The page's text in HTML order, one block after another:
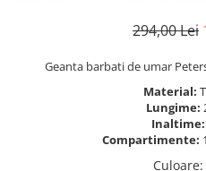
294,00 Lei
Geanta barbati de umar
Material:
Lungime:
Inaltime:
Compartimente:
Culoare: